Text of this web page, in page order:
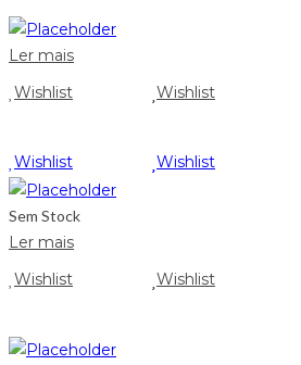
Ler mais
Wishlist
Wishlist
Wishlist
Wishlist
Sem Stock
Ler mais
Wishlist
Wishlist